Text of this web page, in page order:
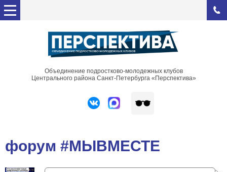
Объединение подростково-молодежных клубов
Центрального района Санкт-Петербурга «Перспектива»
форум #МЫВМЕСТЕ